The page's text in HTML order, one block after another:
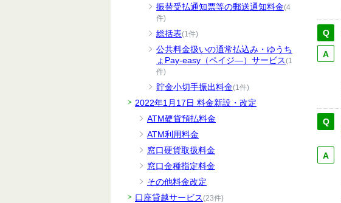
振替受払通知票等の郵送通知料金(4
件)
総括表(1件)
公共料金扱いの通常払込み・ゆうち
ょPay-easy（ペイジ―）サービス(1
件)
貯金小切手振出料金(1件)
2022年1月17日 料金新設・改定
ATM硬貨預払料金
ATM利用料金
窓口硬貨取扱料金
窓口金種指定料金
その他料金改定
口座貸越サービス(23件)